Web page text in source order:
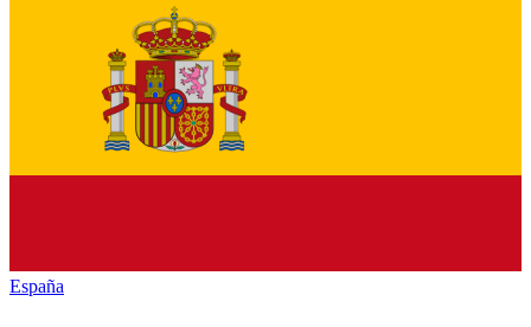
España